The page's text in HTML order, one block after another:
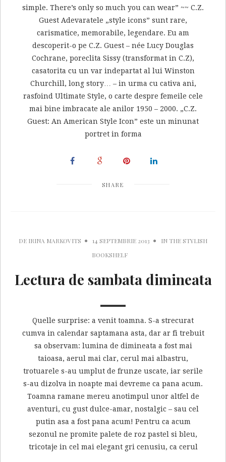
simple. There’s only so much you can wear” ~~ C.Z.
Guest Adevaratele „style icons” sunt rare,
carismatice, memorabile, legendare. Eu am
descoperit-o pe C.Z. Guest – née Lucy Douglas
Cochrane, poreclita Sissy (transformat in C.Z),
casatorita cu un var indepartat al lui Winston
Churchill, long story… – in urma cu cativa ani,
rasfoind Ultimate Style, o carte despre femeile cele
mai bine imbracate ale anilor 1950 – 2000. „C.Z.
Guest: An American Style Icon” este un minunat
portret in forma
SHARE
DE IRINA MARKOVITS 14 SEPTEMBRIE 2013 INTHE STYLISH
BOOKSHELF
Lectura de sambata dimineata
Quelle surprise: a venit toamna. S-a strecurat
cumva in calendar saptamana asta, dar ar fi trebuit
sa observam: lumina de dimineata a fost mai
taioasa, aerul mai clar, cerul mai albastru,
trotuarele s-au umplut de frunze uscate, iar serile
s-au dizolva in noapte mai devreme ca pana acum.
Toamna ramane mereu anotimpul unor altfel de
aventuri, cu gust dulce-amar, nostalgic – sau cel
putin asa a fost pana acum! Pentru ca acum
sezonul ne promite palete de roz pastel si bleu,
tricotaje in cel mai elegant gri cenusiu, ca cerul